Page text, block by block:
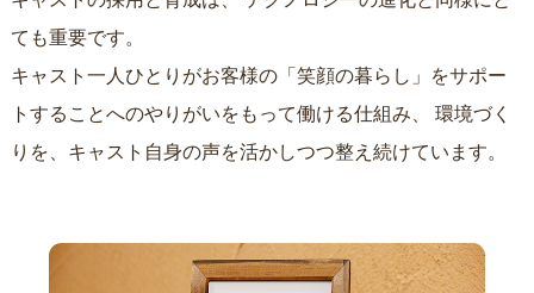
ても重要です。
キャスト一人ひとりがお客様の「笑顔の暮らし」をサポー
トすることへのやりがいをもって働ける仕組み、
りを、キャスト自身の声を活かしつつ整え続けています。